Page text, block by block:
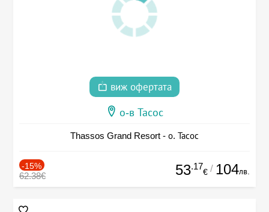
виж офертата
о-в Тасос
Thassos Grand Resort - о. Тасос
-15%
62.38€ 53.17
€ / 104лв.